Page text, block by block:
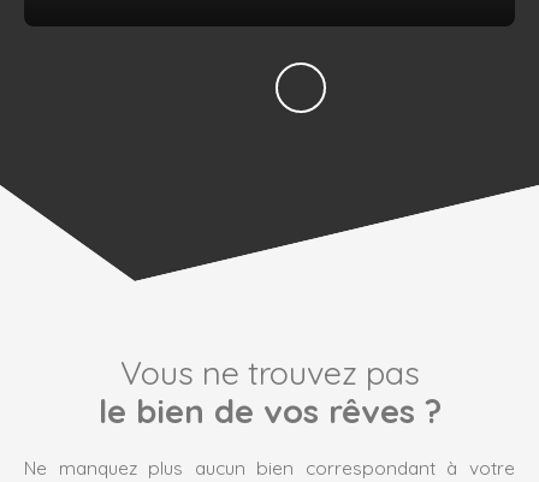
Vous ne trouvez pas
le bien de vos rêves ?
Ne manquez plus aucun bien correspondant à votre